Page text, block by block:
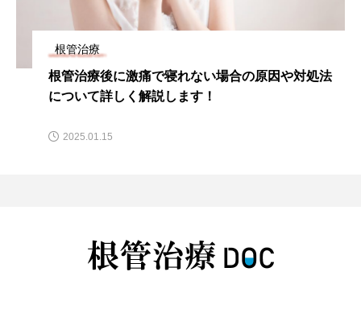
根管治療
根管治療後に激痛で寝れない場合の原因や対処法
について詳しく解説します！
2025.01.15